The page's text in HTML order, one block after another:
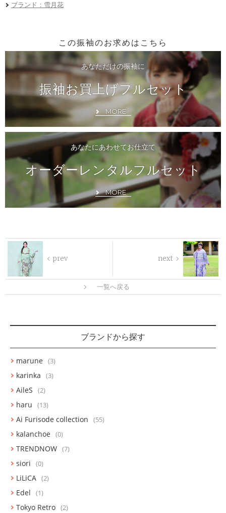
ブランド：雪月花
この振袖のお求めはこちら
あなただけの振袖に
振袖お買上げフルセット
MORE
あなたにあわせてお仕立て
オーダーレンタルフルセット
MORE
prev next
一覧へ戻る
ブランドから探す
marune (3)
karinka (3)
AileS (2)
haru (13)
Ai Furisode collection (55)
kalanchoe (0)
TRENDNOW (7)
siori (0)
LiLiCA (2)
Edel (1)
Tokyo Retro (2)